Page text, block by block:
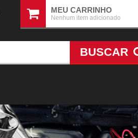
MEU CARRINHO
Nenhum item adicionado
BUSCAR